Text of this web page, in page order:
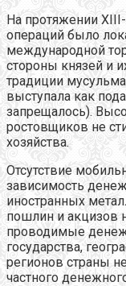
На протяжении
операций было
международной
стороны князей и
традиции
выступала как
запрещалось).
ростовщиков не
хозяйства.
Отсутствие
зависимость
иностранных
пошлин и акцизов
проводимые
государства,
регионов страны
частного